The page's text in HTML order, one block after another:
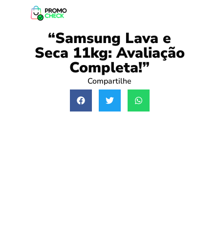
“Samsung Lava e
Seca 11kg: Avaliação
Completa!”
Compartilhe